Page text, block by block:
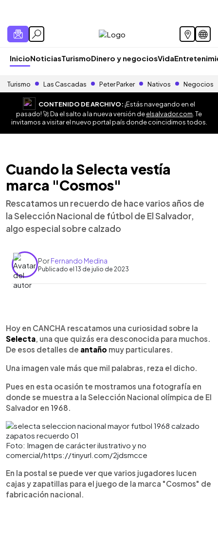
InicioNoticiasTurismoDinero y negociosVida
Turismo Las Cascadas Peter Parker Nativos Negocios
CONTENIDO DE ARCHIVO:¡Estás navegando en el
pasado! 🚀 Da el salto a la nueva versión deelsalvador.com . Te
invitamos a visitar el nuevo portal país donde coincidimos todos.
Cuando la Selecta vestía
marca "Cosmos"
Rescatamos un recuerdo de hace varios años de
la Selección Nacional de fútbol de El Salvador,
algo especial sobre calzado
PorFernando Medina
Publicado el 13 de julio de 2023
► Escuchar artículo
Hoy en CANCHA rescatamos una curiosidad sobre la
Selecta, una que quizás era desconocida para muchos.
De esos detalles de antaño muy particulares.
Una imagen vale más que mil palabras, reza el dicho.
Pues en esta ocasión te mostramos una fotografía en
donde se muestra a la Selección Nacional olímpica de El
Salvador en 1968.
Foto: Imagen de carácter ilustrativo y no
comercial/https://tinyurl.com/2jdsmcce
En la postal se puede ver que varios jugadores lucen
cajas y zapatillas para el juego de la marca "Cosmos" de
fabricación nacional.